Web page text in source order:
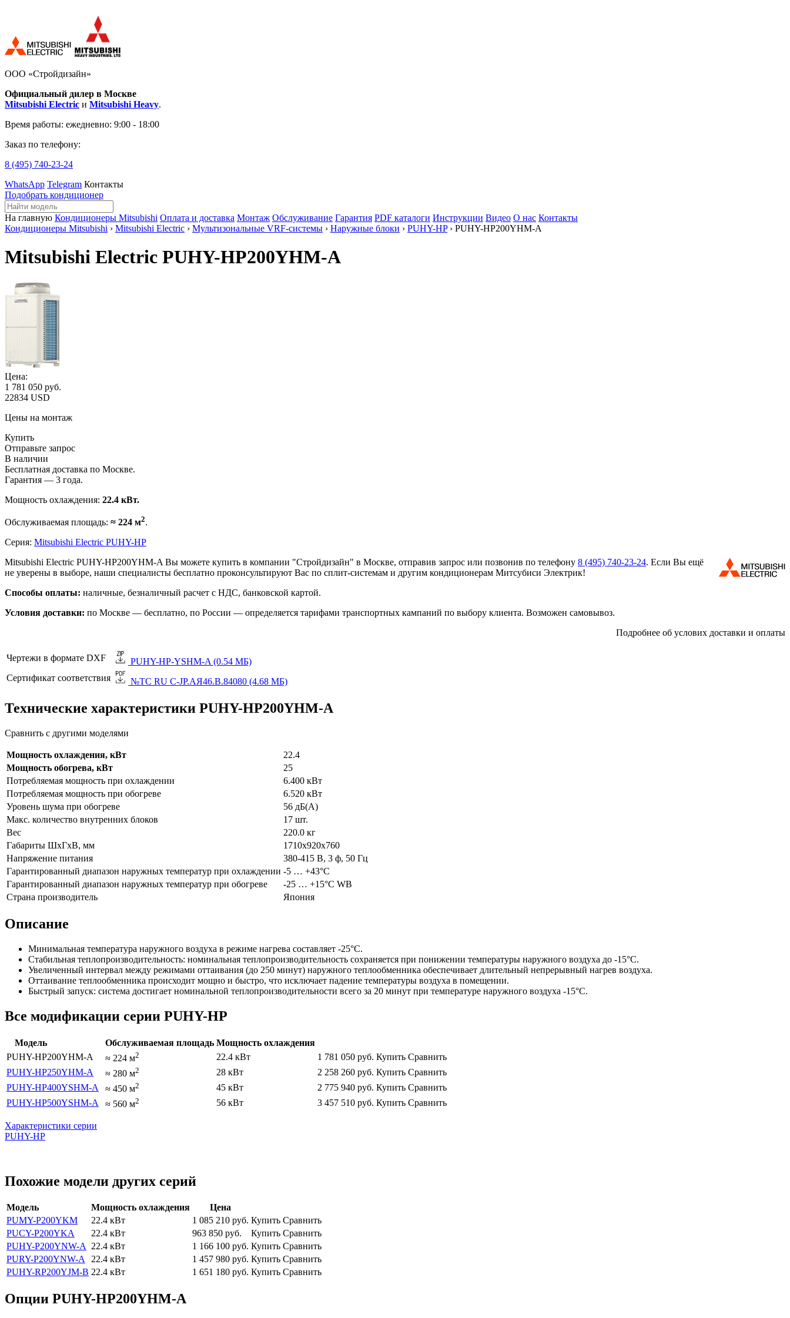
ООО «Стройдизайн»
Официальный дилер в Москве
Mitsubishi Electric и Mitsubishi Heavy.
Время работы: ежедневно: 9:00 - 18:00
Заказ по телефону:
8 (495) 740-23-24
WhatsApp Telegram Контакты
Подобрать кондиционер
На главную Кондиционеры Mitsubishi Оплата и доставка Монтаж Обслуживание Гарантия PDF каталоги Инструкции Видео О нас Контакты
Кондиционеры Mitsubishi › Mitsubishi Electric › Мультизональные VRF-системы › Наружные блоки › PUHY-HP› PUHY-HP200YHM-A
Mitsubishi Electric PUHY-HP200YHM-A
Цена:
1 781 050 руб.
22834 USD
Цены на монтаж
Купить
Отправьте запрос
В наличии
Бесплатная доставка по Москве.
Гарантия — 3 года.
Мощность охлаждения: 22.4 кВт.
Обслуживаемая площадь: ≈ 224 м2.
Серия: Mitsubishi Electric PUHY-HP
Mitsubishi Electric PUHY-HP200YHM-A Вы можете купить в компании "Стройдизайн" в Москве, отправив запрос или позвонив по телефону 8 (495) 740-23-24. Если Вы ещё
не уверены в выборе, наши специалисты бесплатно проконсультируют Вас по сплит-системам и другим кондиционерам Митсубиси Электрик!
Способы оплаты: наличные, безналичный расчет с НДС, банковской картой.
Условия доставки: по Москве — бесплатно, по России — определяется тарифами транспортных кампаний по выбору клиента. Возможен самовывоз.
Подробнее об услових доставки и оплаты
Чертежи в формате DXF
PUHY-HP-YSHM-A (0.54 МБ)
Сертификат соответствия
№TC RU C-JP.АЯ46.B.84080 (4.68 МБ)
Технические характеристики PUHY-HP200YHM-A
Сравнить с другими моделями
Мощность охлаждения, кВт
22.4
Мощность обогрева, кВт
25
Потребляемая мощность при охлаждении
6.400 кВт
Потребляемая мощность при обогреве
6.520 кВт
Уровень шума при обогреве
56 дБ(А)
Макс. количество внутренних блоков
17 шт.
Вес
220.0 кг
Габариты ШхГхВ, мм
1710x920x760
Напряжение питания
380-415 В, 3 ф, 50 Гц
Гарантированный диапазон наружных температур при охлаждении -5 … +43°C
Гарантированный диапазон наружных температур при обогреве
-25 … +15°C WB
Страна производитель
Япония
Описание
Минимальная температура наружного воздуха в режиме нагрева составляет -25°С.
Стабильная теплопроизводительность: номинальная теплопроизводительность сохраняется при понижении температуры наружного воздуха до -15°С.
Увеличенный интервал между режимами оттаивания (до 250 минут) наружного теплообменника обеспечивает длительный непрерывный нагрев воздуха.
Оттаивание теплообменника происходит мощно и быстро, что исключает падение температуры воздуха в помещении.
Быстрый запуск: система достигает номинальной теплопроизводительности всего за 20 минут при температуре наружного воздуха -15°С.
Все модификации серии PUHY-HP
Модель Обслуживаемая площадь Мощность охлаждения
PUHY-HP200YHM-A
≈ 224 м2 22.4 кВт 1 781 050 руб. Купить Сравнить
PUHY-HP250YHM-A
≈ 280 м2 28 кВт 2 258 260 руб. Купить Сравнить
PUHY-HP400YSHM-A
≈ 450 м2 45 кВт 2 775 940 руб. Купить Сравнить
PUHY-HP500YSHM-A
≈ 560 м2 56 кВт 3 457 510 руб. Купить Сравнить
Характеристики серии
PUHY-HP
Похожие модели других серий
Модель Мощность охлаждения
Цена
PUMY-P200YKM
22.4 кВт 1 085 210 руб. Купить Сравнить
PUCY-P200YKA
22.4 кВт 963 850 руб. Купить Сравнить
PUHY-P200YNW-A 22.4 кВт 1 166 100 руб. Купить Сравнить
PURY-P200YNW-A 22.4 кВт 1 457 980 руб. Купить Сравнить
PUHY-RP200YJM-B 22.4 кВт 1 651 180 руб. Купить Сравнить
Опции PUHY-HP200YHM-A